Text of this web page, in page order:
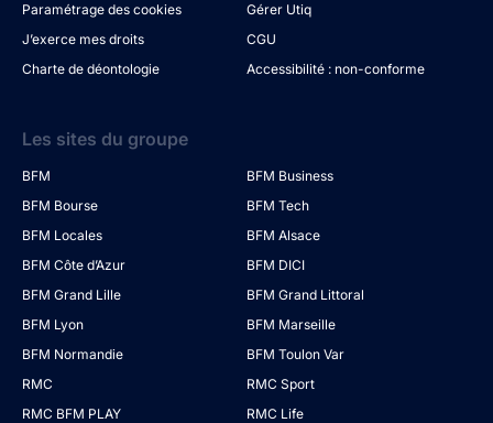
Paramétrage des cookies
Gérer Utiq
J’exerce mes droits
CGU
Charte de déontologie
Accessibilité : non-conforme
Les sites du groupe
BFM
BFM Business
BFM Bourse
BFM Tech
BFM Locales
BFM Alsace
BFM Côte d’Azur
BFM DICI
BFM Grand Lille
BFM Grand Littoral
BFM Lyon
BFM Marseille
BFM Normandie
BFM Toulon Var
RMC
RMC Sport
RMC BFM PLAY
RMC Life